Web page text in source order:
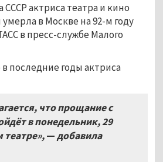
СССР актриса театра и кино
в Москве на 92-м году
в пресс-службе Малого
последние годы актриса
, что прощание с
в понедельник, 29
театре»,—добавила